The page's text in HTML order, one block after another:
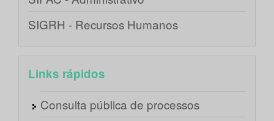
SIGRH - Recursos Humanos
Links rápidos
Consulta pública de processos